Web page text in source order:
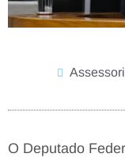
O Deputado